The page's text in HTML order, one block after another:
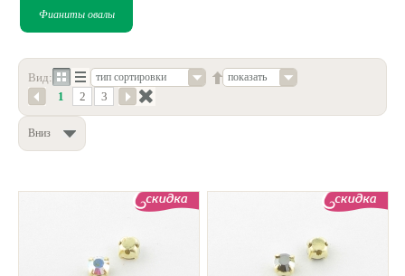
Фианиты овалы
Вид: тип сортировки показать
1 2 3
Вниз